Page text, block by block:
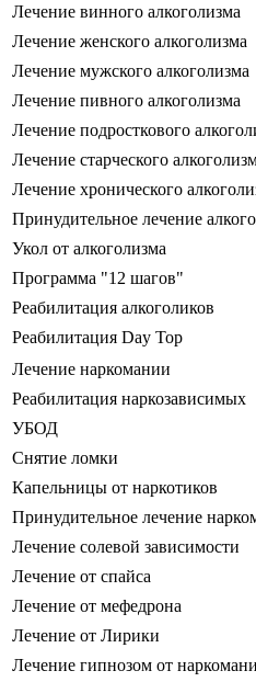
Лечение винного алкоголизма
Лечение женского алкоголизма
Лечение мужского алкоголизма
Лечение пивного алкоголизма
Лечение подросткового
Лечение старческого
Лечение хронического
Принудительное лечение
Укол от алкоголизма
Программа "12 шагов"
Реабилитация алкоголиков
Реабилитация Day Top
Лечение наркомании
Реабилитация наркозависимых
УБОД
Снятие ломки
Капельницы от наркотиков
Принудительное лечение
Лечение солевой зависимости
Лечение от спайса
Лечение от мефедрона
Лечение от Лирики
Лечение гипнозом от